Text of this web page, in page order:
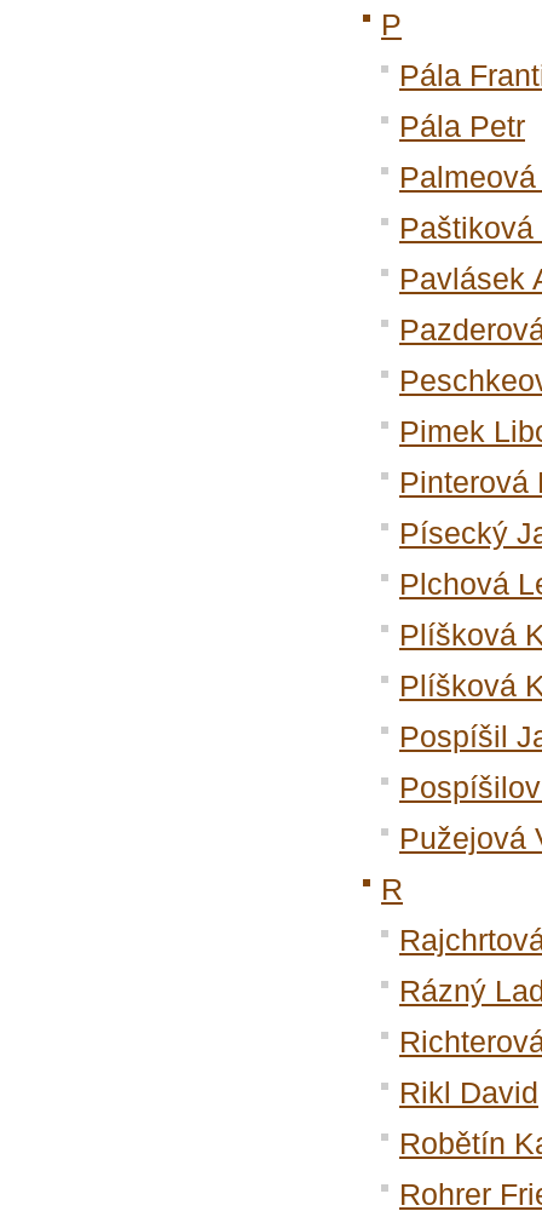
P
Pála
Pála Petr
Pavlásek
Pimek
Pinterová
Písecký
Plchová
Plíšková
Plíšková
Pospíšil
Pužejová
R
Rázný
Rikl David
Robětín
Rohrer